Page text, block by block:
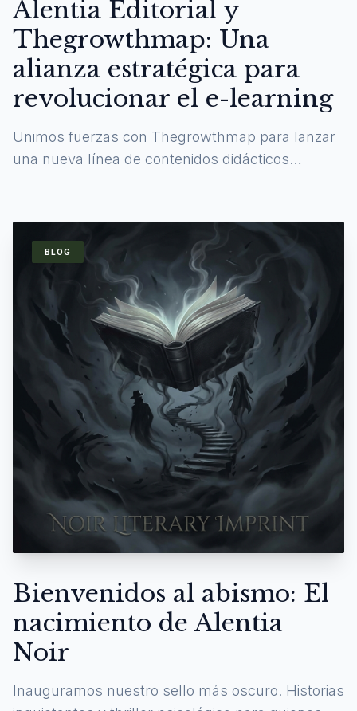
Alentia Editorial y
Thegrowthmap: Una
alianza estratégica para
revolucionar el e-learning
Unimos fuerzas con Thegrowthmap para lanzar
una nueva línea de contenidos didácticos
BLOG
Bienvenidos al abismo: El
nacimiento de Alentia
Noir
Inauguramos nuestro sello más oscuro. Historias